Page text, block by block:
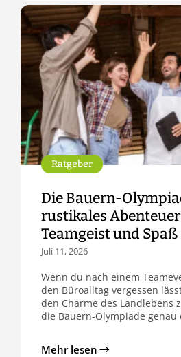
Ratgeber
Die Bauern-
rustikales
Teamgeist und Spaß
Juli 11, 2026
Wenn du nach einem
den Büroalltag vergessen
den Charme des Landlebens
die Bauern-Olympiade genau
Mehr lesen